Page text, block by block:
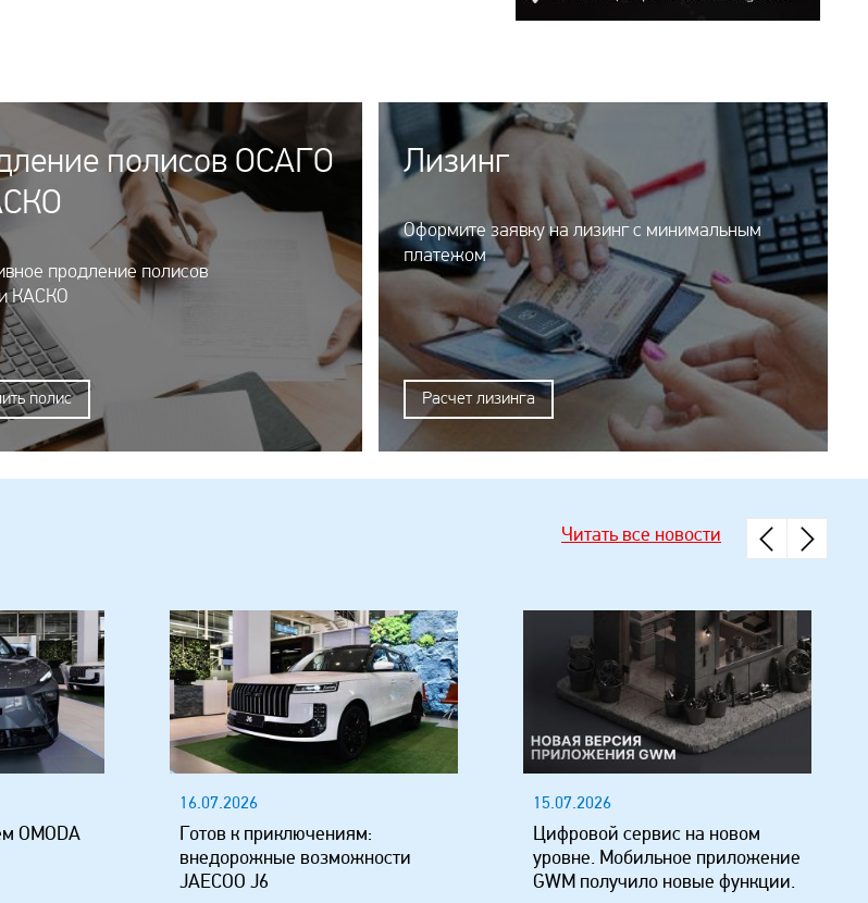
полисов ОСАГО
продление полисов
КАСКО
полис
Лизинг
Оформите заявку на лизинг с минимальным
платежом
Расчет лизинга
Читать все новости
OMODA
16.07.2026
Готов к приключениям:
внедорожные возможности
JAECOO J6
15.07.2026
Цифровой сервис на новом
уровне. Мобильное приложение
GWM получило новые функции.